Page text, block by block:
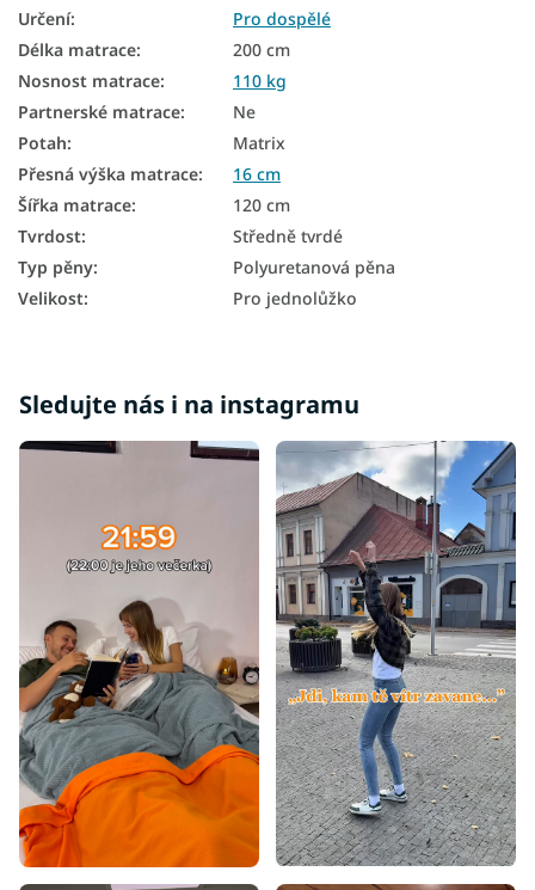
Velké matrace
Matrace na válendu
7zónové matrace
Pěnové matrace 120x200
Matrace tvrdost H3
Určení:
Pro dospělé
Délka matrace:
200 cm
Nosnost matrace:
110 kg
Partnerské matrace:
Ne
Potah:
Matrix
Přesná výška matrace:
16 cm
Šířka matrace:
120 cm
Tvrdost:
Středně tvrdé
Typ pěny:
Polyuretanová pěna
Velikost: Pro jednolůžko
Sledujte nás i na instagramu